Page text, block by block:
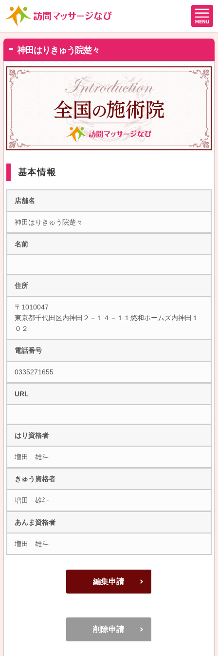
神田はりきゅう院楚々
基本情報
店舗名
神田はりきゅう院楚々
名前
住所
〒1010047
東京都千代田区内神田２－１４－１１悠和ホームズ内神田１
０２
電話番号
0335271655
URL
はり資格者
増田 雄斗
きゅう資格者
増田 雄斗
あんま資格者
増田 雄斗
編集申請
削除申請